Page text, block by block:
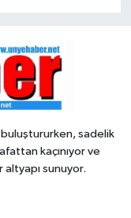
sadelik
kaçınıyor ve
sunuyor.